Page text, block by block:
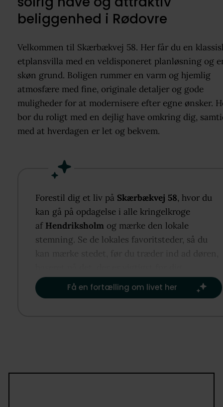
beliggenhed i Rødovre
Velkommen til Skærbækvej 58. Her får du en
etplansvilla med en veldisponeret planløsning og
skøn grund. Boligen rummer en varm og hjemlig
atmosfære med fine, originale detaljer og gode
muligheder for at modernisere efter egne ønsker.
bor du roligt med en dejlig have omkring dig,
med at hverdagen er let og bekvem.
Forestil dig et liv på Skærbækvej 58, hvor du
kan gå på opdagelse i alle kringelkroge
af Hendriksholm og mærke den lokale
stemning. Se de lokales favoritsteder, så du
kan mærke stedet, før du træder ind ad døren,
Få en fortælling om livet her